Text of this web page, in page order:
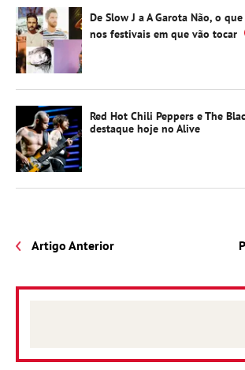
De Slow J a A Garota Não, o
nos festivais em que vão tocar
Red Hot Chili Peppers e The
destaque hoje no Alive
Artigo Anterior